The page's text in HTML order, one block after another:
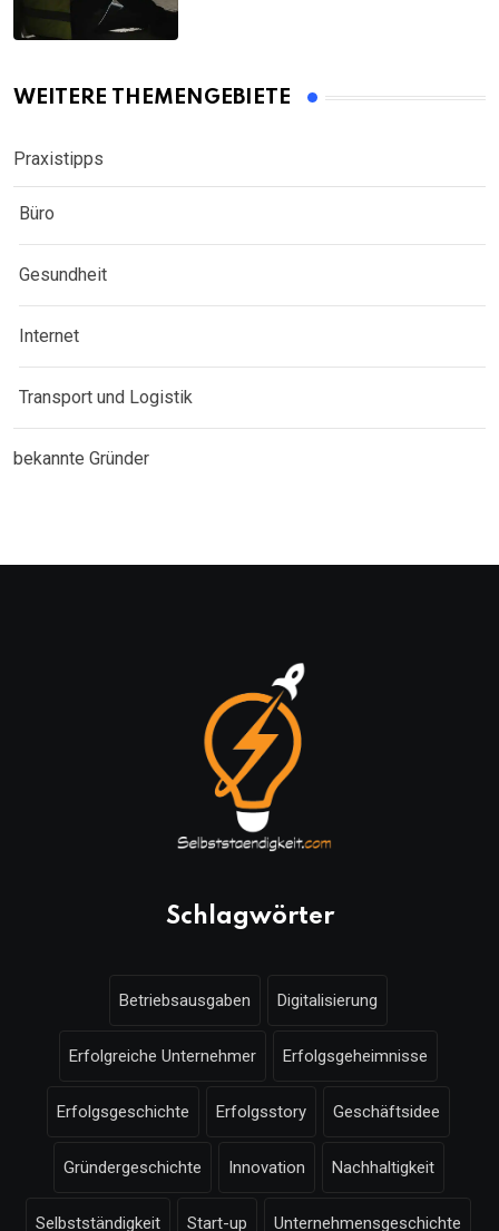
WEITERE THEMENGEBIETE
Praxistipps
Büro
Gesundheit
Internet
Transport und Logistik
bekannte Gründer
Schlagwörter
Betriebsausgaben Digitalisierung
Erfolgreiche Unternehmer Erfolgsgeheimnisse
Erfolgsgeschichte Erfolgsstory Geschäftsidee
Gründergeschichte Innovation Nachhaltigkeit
Selbstständigkeit Start-up Unternehmensgeschichte